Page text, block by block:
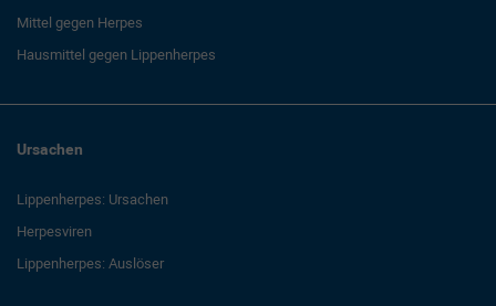
Mittel gegen Herpes
Hausmittel gegen Lippenherpes
Ursachen
Lippenherpes: Ursachen
Herpesviren
Lippenherpes: Auslöser